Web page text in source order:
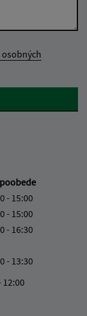
- 15:00
- 15:00
- 16:30
- 13:30
12:00